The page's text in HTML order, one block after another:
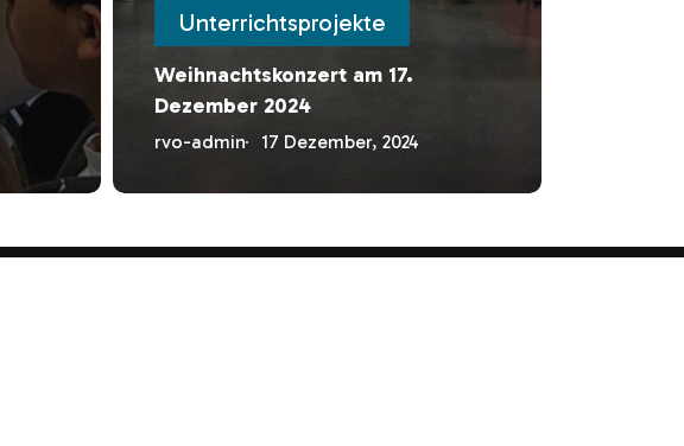
Unterrichtsprojekte
Weihnachtskonzert am 17.
Dezember 2024
rvo-admin 17 Dezember, 2024
Impressum
Datenschutz